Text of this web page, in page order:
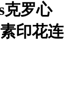
克罗心
印花连